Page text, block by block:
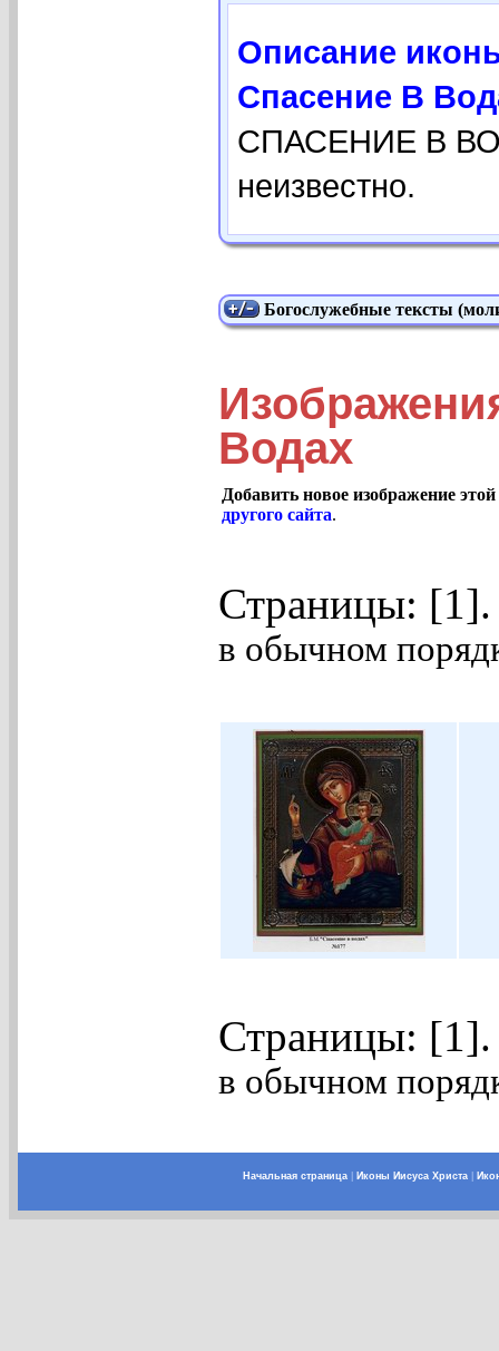
Описание
Спасение В
СПАСЕНИЕ В
неизвестно.
Богослужебные тексты
Водах
Добавить новое изображение
другого сайта.
Страницы:
в обычном
Страницы:
в обычном
Начальная страница| Иконы Иисуса Христа|